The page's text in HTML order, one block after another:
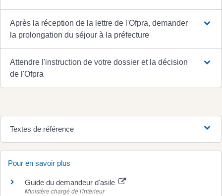
Après la réception de la lettre de l'Ofpra, demander
la prolongation du séjour à la préfecture
Attendre l'instruction de votre dossier et la décision
de l'Ofpra
Textes de référence
Pour en savoir plus
Guide du demandeur d'asile
Ministère chargé de l'intérieur